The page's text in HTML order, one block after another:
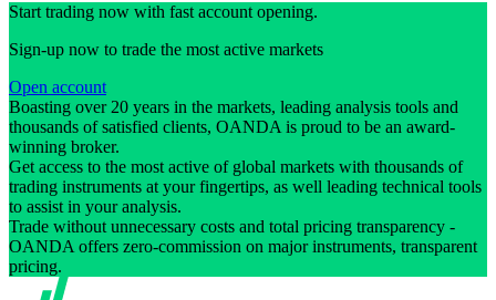
Start trading now with fast account opening.
Sign-up now to trade the most active markets
Open account
Boasting over 20 years in the markets, leading analysis tools and
thousands of satisfied clients, OANDA is proud to be an award-
winning broker.
Get access to the most active of global markets with thousands of
trading instruments at your fingertips, as well leading technical tools
to assist in your analysis.
Trade without unnecessary costs and total pricing transparency -
OANDA offers zero-commission on major instruments, transparent
pricing.